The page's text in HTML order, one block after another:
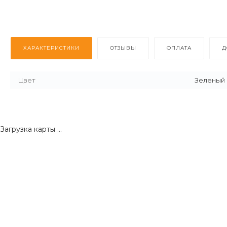
ХАРАКТЕРИСТИКИ ОТЗЫВЫ ОПЛАТА
Цвет Зеленый
Загрузка карты ...